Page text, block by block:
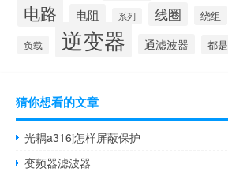
电路 电阻 系列 线圈 绕组
负载 逆变器 通滤波器 都是
猜你想看的文章
光耦a316j怎样屏蔽保护
变频器滤波器